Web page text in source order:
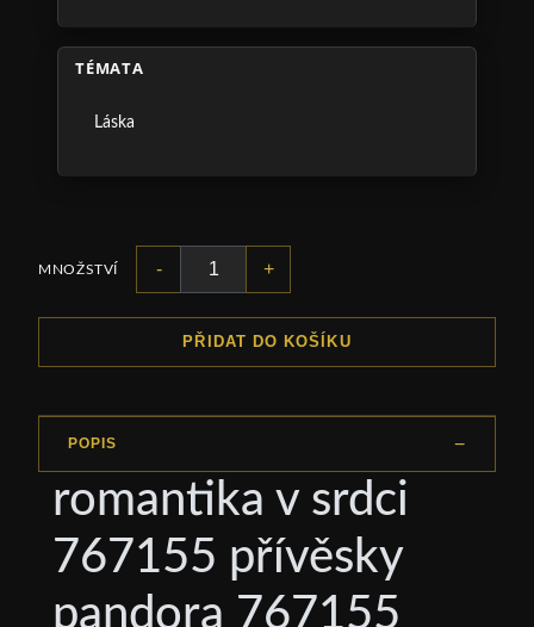
TÉMATA
Láska
MNOŽSTVÍ - +
PŘIDAT DO KOŠÍKU
POPIS
romantika v srdci
767155 přívěsky
pandora 767155